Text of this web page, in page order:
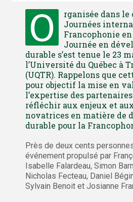
O
rganisée dans le
Journées
Francophonie
Journée en
durable s’est tenue le 23
l’Université du Québec à
(UQTR). Rappelons que
pour objectif la mise en
l’expertise des
réfléchir aux enjeux et
novatrices en matière de
durable pour la
Près de deux cents
événement propulsé par
Isabelle Falardeau, Simon
Nicholas Fecteau, Daniel
Sylvain Benoit et Josianne